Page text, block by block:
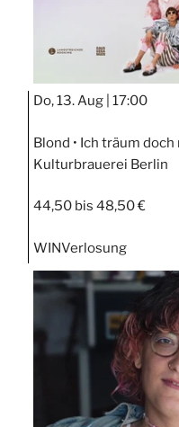
Do, 13. Aug | 17:00
Blond • Ich träum
Kulturbrauerei Berlin
44,50 bis 48,50 €
WINVerlosung